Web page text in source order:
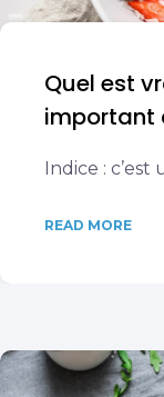
Quel est
important
Indice : c’est
READ MORE